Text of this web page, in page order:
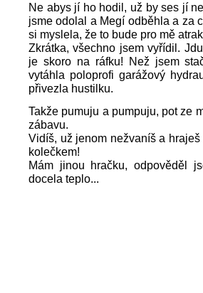
Ne abys jí ho hodil, už by ses jí
jsme odolal a Megí odběhla a za
si myslela, že to bude pro mě
Zkrátka, všechno jsem vyřídil.
je skoro na ráfku! Než jsem
vytáhla poloprofi garážový
přivezla hustilku.
Takže pumuju a pumpuju, pot ze
zábavu.
Vidíš, už jenom nežvaníš a
kolečkem!
Mám jinou hračku, odpověděl
docela teplo...